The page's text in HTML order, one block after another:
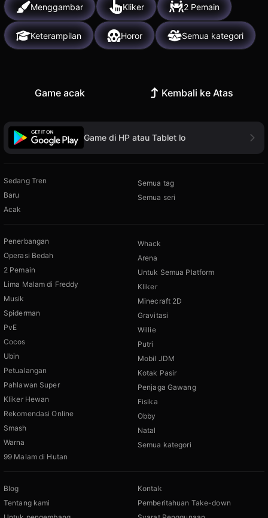
Menggambar Kliker 2 Pemain
Keterampilan Horor Semua kategori
Game acak Kembali ke Atas
Game di HP atau Tablet lo
Sedang Tren
Baru
Acak
Semua tag
Semua seri
Penerbangan
Operasi Bedah
2 Pemain
Lima Malam di Freddy
Musik
Spiderman
PvE
Cocos
Ubin
Petualangan
Pahlawan Super
Kliker Hewan
Rekomendasi Online
Smash
Warna
99 Malam di Hutan
Whack
Arena
Untuk Semua Platform
Kliker
Minecraft 2D
Gravitasi
Willie
Putri
Mobil JDM
Kotak Pasir
Penjaga Gawang
Fisika
Obby
Natal
Semua kategori
Blog
Tentang kami
Kontak
Pemberitahuan Take-down